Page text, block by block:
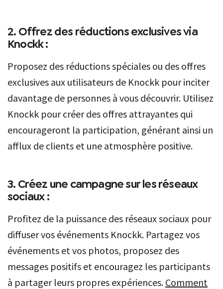
2. Offrez des réductions exclusives via
Knockk :
Proposez des réductions spéciales ou des offres
exclusives aux utilisateurs de Knockk pour inciter
davantage de personnes à vous découvrir. Utilisez
Knockk pour créer des offres attrayantes qui
encourageront la participation, générant ainsi un
afflux de clients et une atmosphère positive.
3. Créez une campagne sur les réseaux
sociaux :
Profitez de la puissance des réseaux sociaux pour
diffuser vos événements Knockk. Partagez vos
événements et vos photos, proposez des
messages positifs et encouragez les participants
à partager leurs propres expériences. Comment